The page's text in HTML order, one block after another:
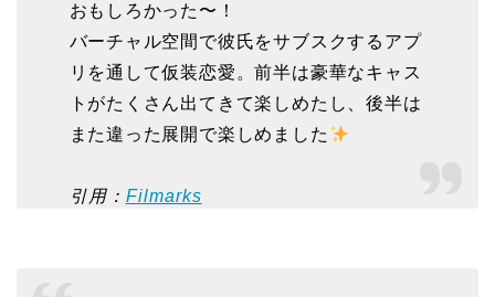
おもしろかった〜！
バーチャル空間で彼氏をサブスクするアプ
リを通して仮装恋愛。前半は豪華なキャス
トがたくさん出てきて楽しめたし、後半は
また違った展開で楽しめました
引用： Filmarks